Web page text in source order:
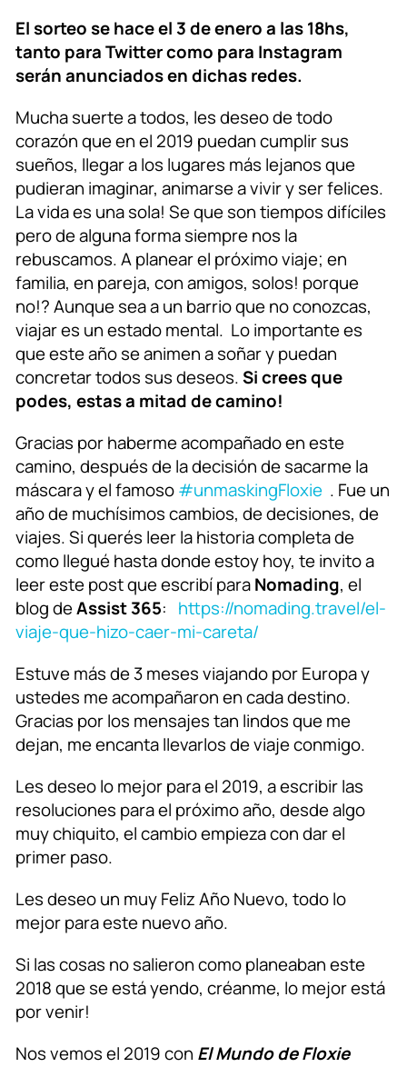
El sorteo se hace el 3 de enero a las 18hs,
tanto para Twitter como para Instagram
serán anunciados en dichas redes.
Mucha suerte a todos, les deseo de todo
corazón que en el 2019 puedan cumplir sus
sueños, llegar a los lugares más lejanos que
pudieran imaginar, animarse a vivir y ser felices.
La vida es una sola! Se que son tiempos difíciles
pero de alguna forma siempre nos la
rebuscamos. A planear el próximo viaje; en
familia, en pareja, con amigos, solos! porque
no!? Aunque sea a un barrio que no conozcas,
viajar es un estado mental. Lo importante es
que este año se animen a soñar y puedan
concretar todos sus deseos.Si crees que
podes, estas a mitad de camino!
Gracias por haberme acompañado en este
camino, después de la decisión de sacarme la
máscara y el famoso#unmaskingFloxie . Fue un
año de muchísimos cambios, de decisiones, de
viajes. Si querés leer la historia completa de
como llegué hasta donde estoy hoy, te invito a
leer este post que escribí paraNomading, el
blog deAssist 365: https://nomading.travel/el-
viaje-que-hizo-caer-mi-careta/
Estuve más de 3 meses viajando por Europa y
ustedes me acompañaron en cada destino.
Gracias por los mensajes tan lindos que me
dejan, me encanta llevarlos de viaje conmigo.
Les deseo lo mejor para el 2019, a escribir las
resoluciones para el próximo año, desde algo
muy chiquito, el cambio empieza con dar el
primer paso.
Les deseo un muy Feliz Año Nuevo, todo lo
mejor para este nuevo año.
Si las cosas no salieron como planeaban este
2018 que se está yendo, créanme, lo mejor está
por venir!
Nos vemos el 2019 con El Mundo de Floxie